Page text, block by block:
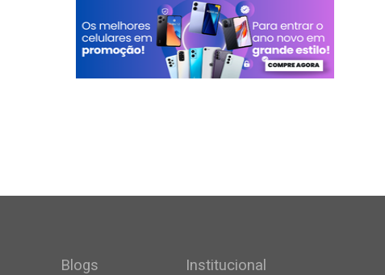
Blogs Institucional